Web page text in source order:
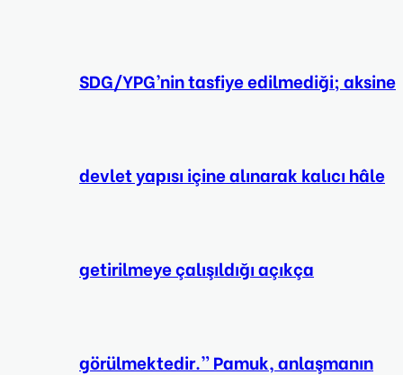
SDG/YPG’nin tasfiye edilmediği; aksine
devlet yapısı içine alınarak kalıcı hâle
getirilmeye çalışıldığı açıkça
görülmektedir.” Pamuk, anlaşmanın